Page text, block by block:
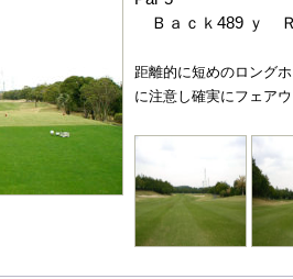
Ｂａｃｋ489 ｙ
距離的に短めのロング
に注意し確実にフェア